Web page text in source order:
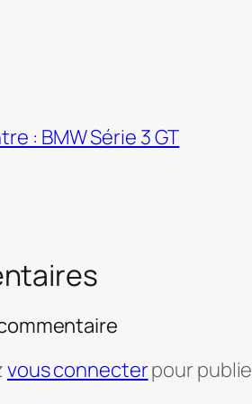
: BMW Série 3 GT
vous connecterpour